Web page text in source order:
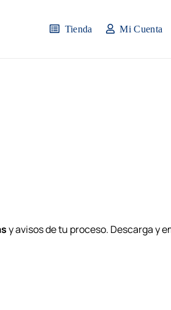
Tienda Mi Cuenta
y avisos de tu proceso. Descarga y